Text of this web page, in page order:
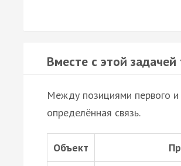
Вместе с этой
Между позициями первого
определённая связь.
Объект